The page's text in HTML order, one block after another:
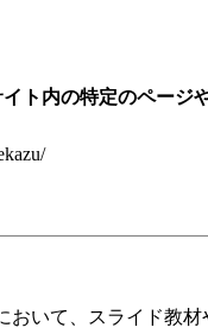
ト内の特定のページ
いて、スライド教材